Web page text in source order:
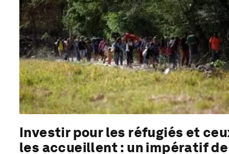
Investir pour les réfugiés et
les accueillent : un impératif de